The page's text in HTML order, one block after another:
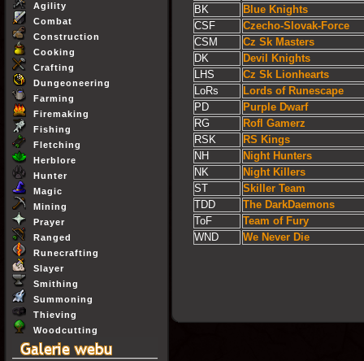
Agility
Combat
Construction
Cooking
Crafting
Dungeoneering
Farming
Firemaking
Fishing
Fletching
Herblore
Hunter
Magic
Mining
Prayer
Ranged
Runecrafting
Slayer
Smithing
Summoning
Thieving
Woodcutting
BK
Blue Knights
CSF
Czecho-Slovak-Force
CSM
Cz Sk Masters
DK
Devil Knights
LHS
Cz Sk Lionhearts
LoRs
Lords of Runescape
PD
Purple Dwarf
RG
Rofl Gamerz
RSK
RS Kings
NH
Night Hunters
NK
Night Killers
ST
Skiller Team
TDD
The DarkDaemons
ToF
Team of Fury
WND
We Never Die